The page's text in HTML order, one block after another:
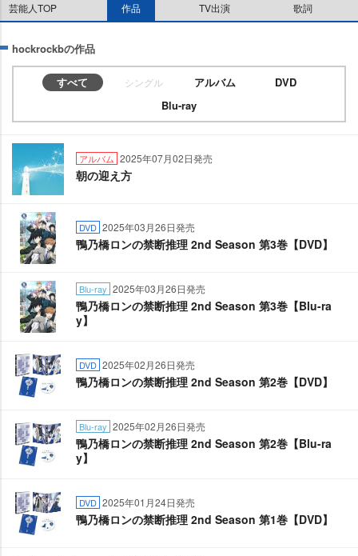
芸能人TOP 作品 TV出演 歌詞
hockrockbの作品
すべて シングル アルバム
DVD
Blu-ray
アルバム 2025年07月02日発売
朝の迎え方
DVD 2025年03月26日発売
鴨乃橋ロンの禁断推理 2nd Season 第3巻【DVD】
Blu-ray 2025年03月26日発売
鴨乃橋ロンの禁断推理 2nd Season 第3巻【Blu-ra
y】
DVD 2025年02月26日発売
鴨乃橋ロンの禁断推理 2nd Season 第2巻【DVD】
Blu-ray 2025年02月26日発売
鴨乃橋ロンの禁断推理 2nd Season 第2巻【Blu-ra
y】
DVD 2025年01月24日発売
鴨乃橋ロンの禁断推理 2nd Season 第1巻【DVD】